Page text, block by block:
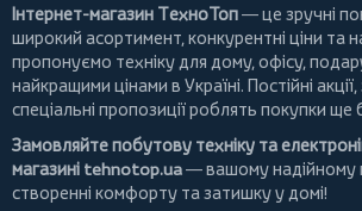
Інтернет-магазин ТехноТоп— це зручні
широкий асортимент, конкурентні ціни та
пропонуємо техніку для дому, офісу,
найкращими цінами в Україні. Постійні акції
спеціальні пропозиції роблять покупки ще
Замовляйте побутову техніку та
магазині tehnotop.ua— вашому надійному
створенні комфорту та затишку у домі!